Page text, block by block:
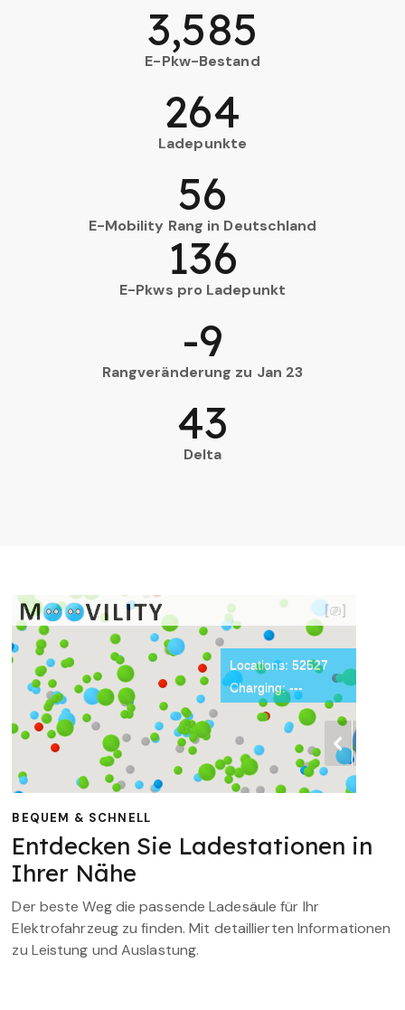
E-Pkw-Bestand
3,585
Ladepunkte
264
E-Mobility Rang in Deutschland
56
E-Pkws pro Ladepunkt
136
Rangveränderung zu Jan 23
-9
Delta
43
BEQUEM & SCHNELL
Entdecken Sie Ladestationen in
Ihrer Nähe
Der beste Weg die passende Ladesäule für Ihr
Elektrofahrzeug zu finden. Mit detaillierten Informationen
zu Leistung und Auslastung.